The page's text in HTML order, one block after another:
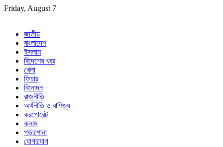
Skip
Friday, August 7
জাতীয়
বাংলাদেশ
ইসলাম
বিদেশের খবর
খেলা
ফিচার
বিনোদন
রাজনীতি
অর্থনীতি ও বাণিজ্য
করপোরেট
কলাম
পড়াশোনা
যোগাযোগ